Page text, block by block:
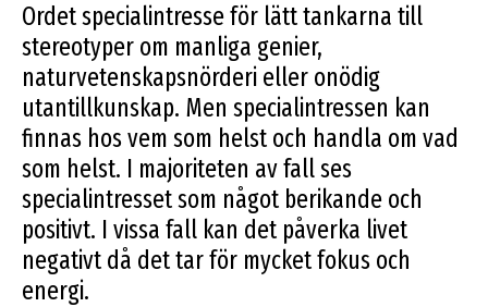
Ordet specialintresse för lätt tankarna till
stereotyper om manliga genier,
naturvetenskapsnörderi eller onödig
utantillkunskap. Men specialintressen kan
finnas hos vem som helst och handla om vad
som helst. I majoriteten av fall ses
specialintresset som något berikande och
positivt. I vissa fall kan det påverka livet
negativt då det tar för mycket fokus och
energi.